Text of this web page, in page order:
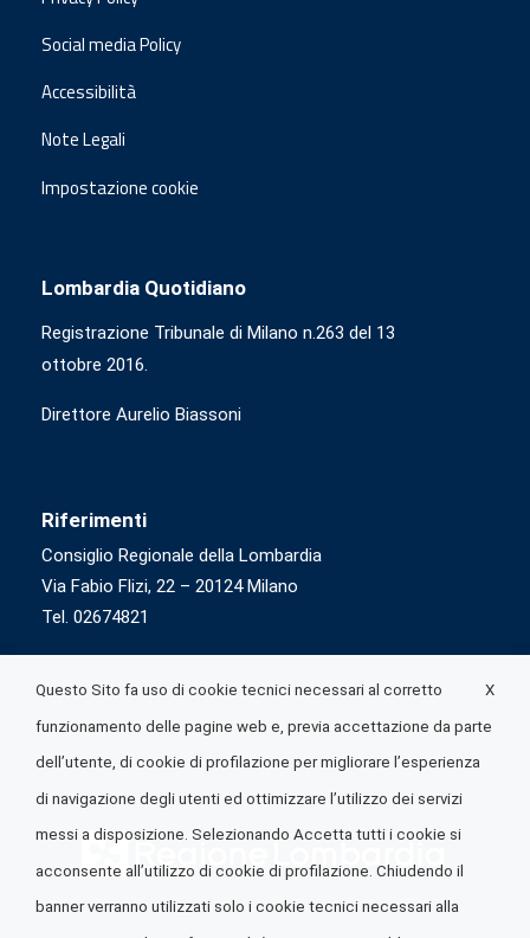
Social media Policy
Accessibilità
Note Legali
Impostazione cookie
Lombardia Quotidiano
Registrazione Tribunale di Milano n.263 del 13
ottobre 2016.
Direttore Aurelio Biassoni
Riferimenti
Consiglio Regionale della Lombardia
Via Fabio Flizi, 22 – 20124 Milano
Tel. 02674821
X
Questo Sito fa uso di cookie tecnici necessari al corretto
funzionamento delle pagine web e, previa accettazione da parte
dell’utente, di cookie di profilazione per migliorare l’esperienza
di navigazione degli utenti ed ottimizzare l’utilizzo dei servizi
messi a disposizione. Selezionando Accetta tutti i cookie si
acconsente all’utilizzo di cookie di profilazione. Chiudendo il
banner verranno utilizzati solo i cookie tecnici necessari alla